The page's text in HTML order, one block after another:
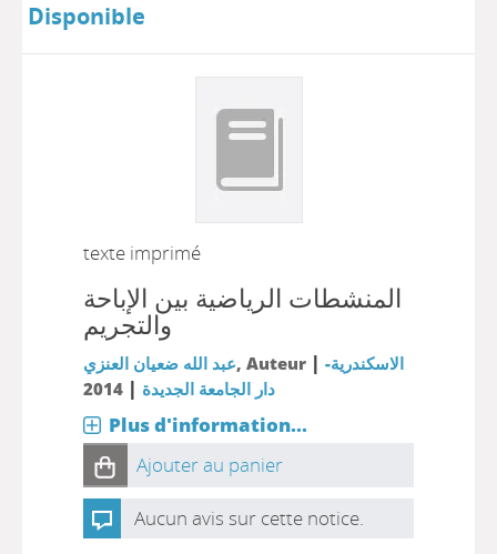
Disponible
texte imprimé
المنشطات الرياضية بين الإباحة
والتجريم
عبد الله ضعيان العنزي, Auteur | الاسكندرية-
دار الجامعة الجديدة |
2014
Plus d'information...
Ajouter au panier
Aucun avis sur cette notice.